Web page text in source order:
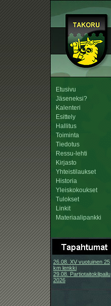
Etusivu
Jäseneksi?
Kalenteri
Esittely
Hallitus
Toiminta
Tiedotus
Ressu-lehti
Kirjasto
Yhteistilaukset
Historia
Yleiskokoukset
Tulokset
Linkit
Materiaalipankki
26.08. XV vuotuinen 25
km lenkki
29.08. Partiotaitokilpailu
2026